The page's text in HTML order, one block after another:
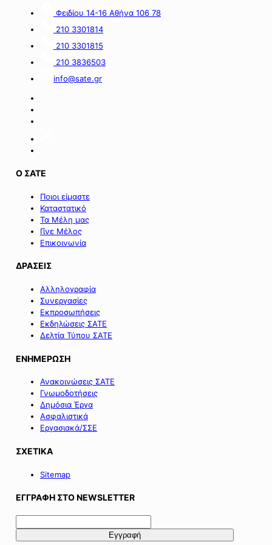
Σαμοθράκης».
Φειδίου 14-16 Αθήνα 106 78
210 3301814
210 3301815
210 3836503
info@sate.gr
Ο ΣΑΤΕ
Ποιοι είμαστε
Καταστατικό
Τα Μέλη μας
Γίνε Μέλος
Επικοινωνία
ΔΡΑΣΕΙΣ
Αλληλογραφία
Συνεργασίες
Εκπροσωπήσεις
Εκδηλώσεις ΣΑΤΕ
Δελτία Τύπου ΣΑΤΕ
ΕΝΗΜΕΡΩΣΗ
Ανακοινώσεις ΣΑΤΕ
Γνωμοδοτήσεις
Δημόσια Έργα
Ασφαλιστικά
Εργασιακά/ΣΣΕ
ΣΧΕΤΙΚΑ
Sitemap
ΕΓΓΡΑΦΗ ΣΤΟ NEWSLETTER